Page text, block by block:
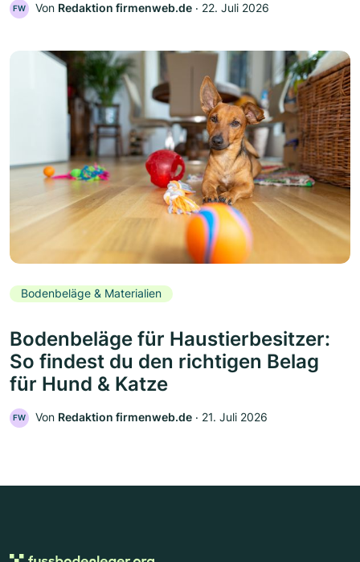
FW Von Redaktion firmenweb.de ‧ 22. Juli 2026
Bodenbeläge & Materialien
Bodenbeläge für Haustierbesitzer:
So findest du den richtigen Belag
für Hund & Katze
FW Von Redaktion firmenweb.de ‧ 21. Juli 2026